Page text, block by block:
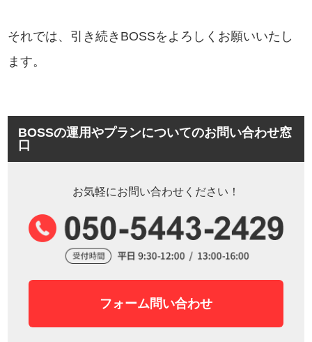
それでは、引き続きBOSSをよろしくお願いいたし
ます。
BOSSの運用やプランについてのお問い合わせ窓
口
お気軽にお問い合わせください！
フォーム問い合わせ